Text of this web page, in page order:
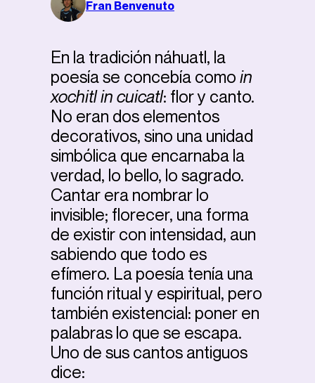
Fran Benvenuto
En la tradición náhuatl, la
poesía se concebía como in
xochitl in cuicatl: flor y canto.
No eran dos elementos
decorativos, sino una unidad
simbólica que encarnaba la
verdad, lo bello, lo sagrado.
Cantar era nombrar lo
invisible; florecer, una forma
de existir con intensidad, aun
sabiendo que todo es
efímero. La poesía tenía una
función ritual y espiritual, pero
también existencial: poner en
palabras lo que se escapa.
Uno de sus cantos antiguos
dice: